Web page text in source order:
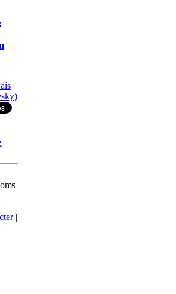
|